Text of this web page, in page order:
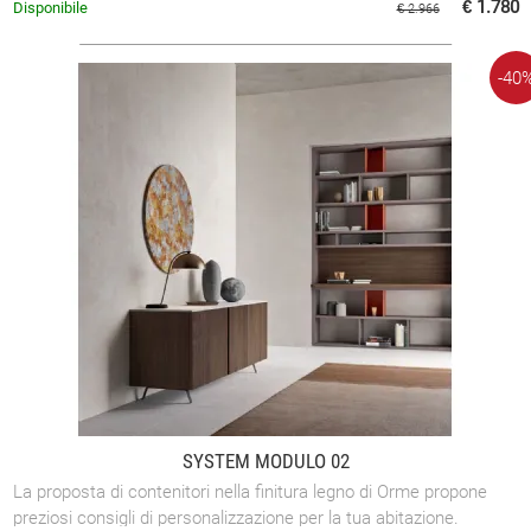
€ 2.966 € 1.780
Disponibile
SYSTEM MODULO 02
La proposta di contenitori nella finitura legno di Orme propone
preziosi consigli di personalizzazione per la tua abitazione.
-